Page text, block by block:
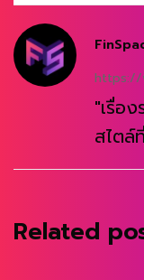
https://
"เรื่อ
สไตล์
Related